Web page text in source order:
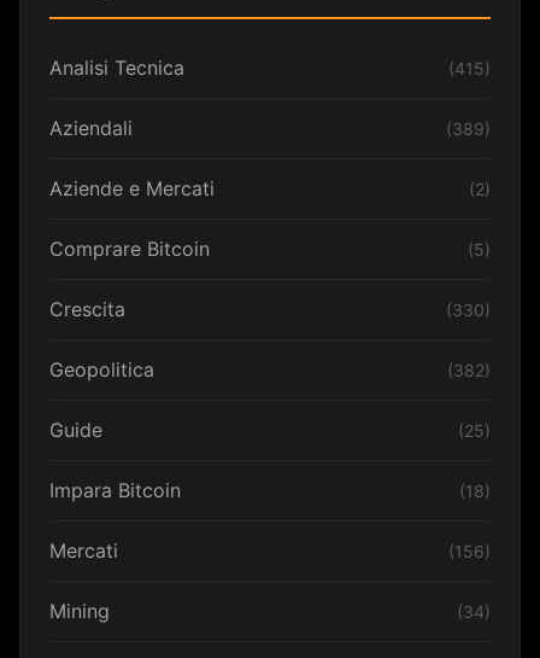
Analisi Tecnica (415)
Aziendali (389)
Aziende e Mercati (2)
Comprare Bitcoin (5)
Crescita (330)
Geopolitica (382)
Guide (25)
Impara Bitcoin (18)
Mercati (156)
Mining (34)